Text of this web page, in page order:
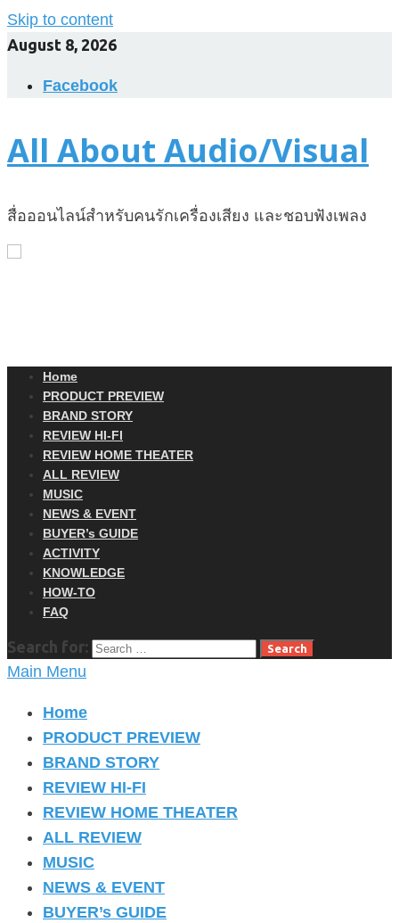
Skip to content
August 8, 2026
Facebook
All About Audio/Visual
สื่อออนไลน์สำหรับคนรักเครื่องเสียง และชอบฟังเพลง
Home
PRODUCT PREVIEW
BRAND STORY
REVIEW HI-FI
REVIEW HOME THEATER
ALL REVIEW
MUSIC
NEWS & EVENT
BUYER’s GUIDE
ACTIVITY
KNOWLEDGE
HOW-TO
FAQ
Search for:
Main Menu
Home
PRODUCT PREVIEW
BRAND STORY
REVIEW HI-FI
REVIEW HOME THEATER
ALL REVIEW
MUSIC
NEWS & EVENT
BUYER’s GUIDE